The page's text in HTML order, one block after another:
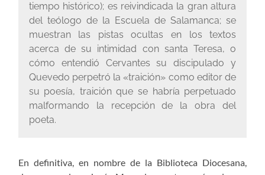
tiempo histórico); es reivindicada la gran altura
del teólogo de la Escuela de Salamanca; se
muestran las pistas ocultas en los textos
acerca de su intimidad con santa Teresa, o
cómo entendió Cervantes su discipulado y
Quevedo perpetró la «traición» como editor de
su poesía, traición que se habría perpetuado
malformando la recepción de la obra del
poeta.
En definitiva, en nombre de la Biblioteca Diocesana,